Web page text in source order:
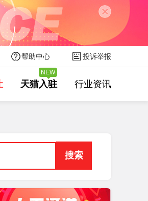
帮助中心 投诉举报
天猫入驻
NEW
行业资讯
前
以￥80000.00买